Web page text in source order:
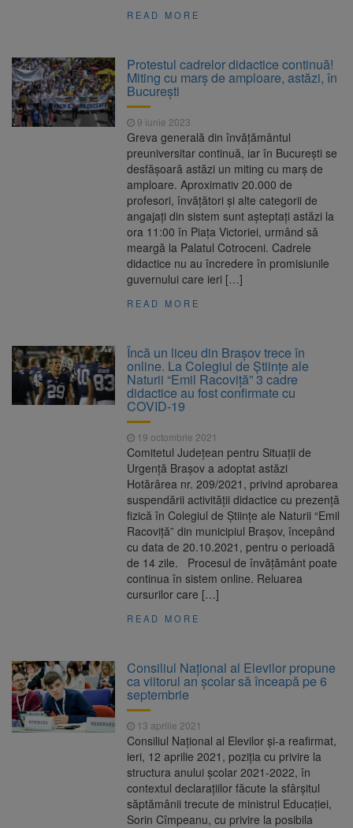
READ MORE
Protestul cadrelor didactice continuă!
Miting cu marș de amploare, astăzi, în
Bucureşti
9 iunie 2023
Greva generală din învățământul
preuniversitar continuă, iar în București se
desfășoară astăzi un miting cu marș de
amploare. Aproximativ 20.000 de
profesori, învățători și alte categorii de
angajați din sistem sunt așteptați astăzi la
ora 11:00 în Piața Victoriei, urmând să
meargă la Palatul Cotroceni. Cadrele
didactice nu au încredere în promisiunile
guvernului care ieri […]
READ MORE
Încă un liceu din Brașov trece în
online. La Colegiul de Științe ale
Naturii “Emil Racoviță” 3 cadre
didactice au fost confirmate cu
COVID-19
19 octombrie 2021
Comitetul Județean pentru Situații de
Urgență Brașov a adoptat astăzi
Hotărârea nr. 209/2021, privind aprobarea
suspendării activității didactice cu prezență
fizică în Colegiul de Științe ale Naturii “Emil
Racoviță” din municipiul Brașov, începând
cu data de 20.10.2021, pentru o perioadă
de 14 zile. Procesul de învățământ poate
continua în sistem online. Reluarea
cursurilor care […]
READ MORE
Consiliul Naţional al Elevilor propune
ca viitorul an şcolar să înceapă pe 6
septembrie
13 aprilie 2021
Consiliul Național al Elevilor și-a reafirmat,
ieri, 12 aprilie 2021, poziția cu privire la
structura anului școlar 2021-2022, în
contextul declarațiilor făcute la sfârșitul
săptămânii trecute de ministrul Educației,
Sorin Cîmpeanu, cu privire la posibila